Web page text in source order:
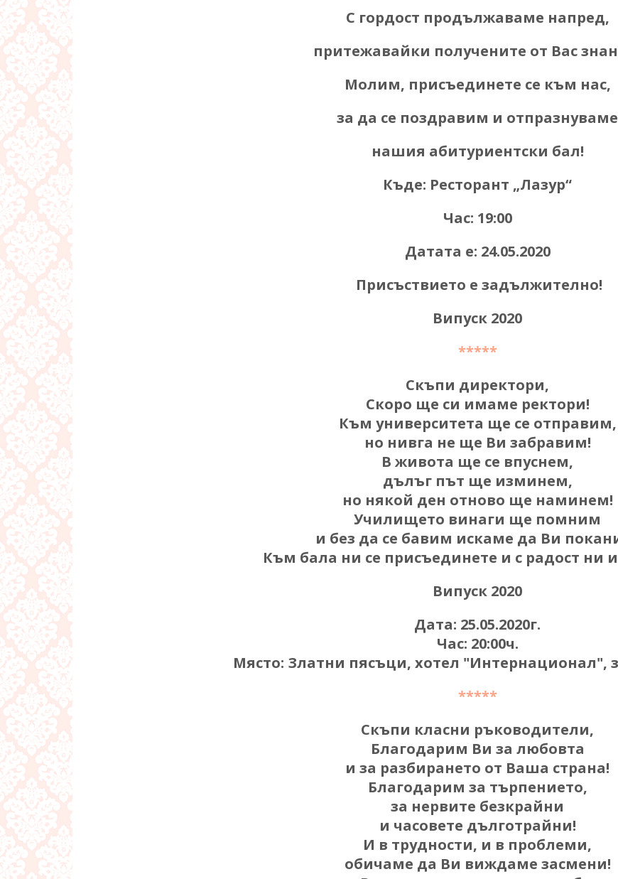
С гордост продължаваме напред,
притежавайки получените от Вас
Молим, присъединете се към нас,
за да се поздравим и отпразнуваме
нашия абитуриентски бал!
Къде: Ресторант „Лазур“
Час: 19:00
Датата е: 24.05.2020
Присъствието е задължително!
Випуск 2020
*****
Скъпи директори,
Скоро ще си имаме ректори!
Към университета ще се отправим,
но нивга не ще Ви забравим!
В живота ще се впуснем,
дълъг път ще изминем,
но някой ден отново ще наминем!
Училището винаги ще помним
и без да се бавим искаме да Ви
Към бала ни се присъединете и с радост ни
Випуск 2020
Дата: 25.05.2020г.
Час: 20:00ч.
Място: Златни пясъци, хотел "Интернационал",
*****
Скъпи класни ръководители,
Благодарим Ви за любовта
и за разбирането от Ваша страна!
Благодарим за търпението,
за нервите безкрайни
и часовете дълготрайни!
И в трудности, и в проблеми,
обичаме да Ви виждаме засмени!